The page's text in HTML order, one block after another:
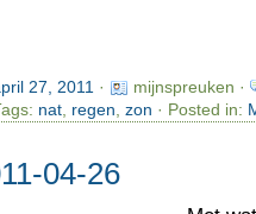
27, 2011 ·
mijnspreuken ·
nat, regen zon · Posted in:
04-26